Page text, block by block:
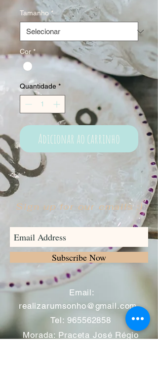
Tamanho *
Cor *
Quantidade *
Adicionar ao carrinho
Sign up for our emails :)
Subscribe Now
Email:
realizarumsonho@gmail.com
Tel: 965562858
Morada: Praceta José Régio